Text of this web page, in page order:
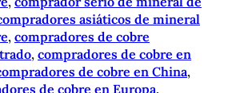
asiáticos de mineral
, compradores de cobre
, compradores de cobre en
de cobre en China
de cobre en Europa